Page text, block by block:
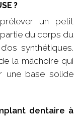
?
un petit
partie du corps du
synthétiques.
la mâchoire qui
une base solide
dentaire à